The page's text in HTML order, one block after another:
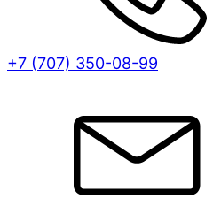
+7 (707) 350-08-99